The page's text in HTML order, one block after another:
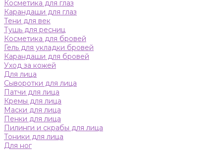
Косметика для глаз
Карандаши для глаз
Тени для век
Тушь для ресниц
Косметика для бровей
Гель для укладки бровей
Карандаши для бровей
Уход за кожей
Для лица
Сыворотки для лица
Патчи для лица
Кремы для лица
Маски для лица
Пенки для лица
Пилинги и скрабы для лица
Тоники для лица
Для ног